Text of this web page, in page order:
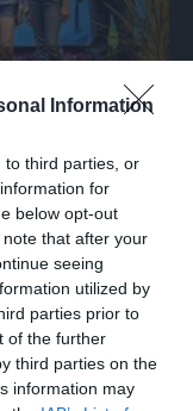
Information
to third parties, or
for
below opt-out
that after your
seeing
utilized by
parties prior to
of the further
third parties on the
information may
sci:
della